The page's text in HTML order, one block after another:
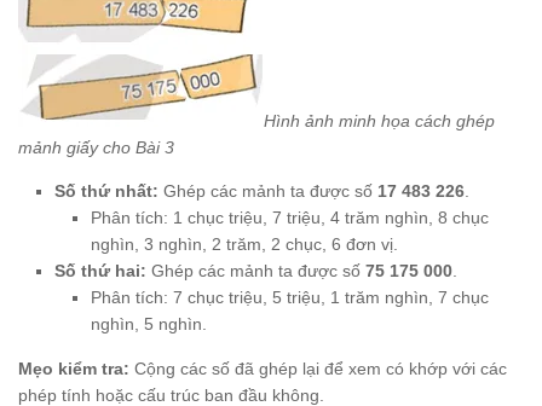
Hình ảnh minh họa cách ghép
mảnh giấy cho Bài 3
Số thứ nhất: Ghép các mảnh ta được số 17 483 226
Phân tích: 1 chục triệu, 7 triệu, 4 trăm nghìn, 8 chục
nghìn, 3 nghìn, 2 trăm, 2 chục, 6 đơn vị.
Số thứ hai: Ghép các mảnh ta được số 75 175 000
Phân tích: 7 chục triệu, 5 triệu, 1 trăm nghìn, 7 chục
nghìn, 5 nghìn.
Mẹo kiểm tra: Cộng các số đã ghép lại để xem có khớp với các
phép tính hoặc cấu trúc ban đầu không.